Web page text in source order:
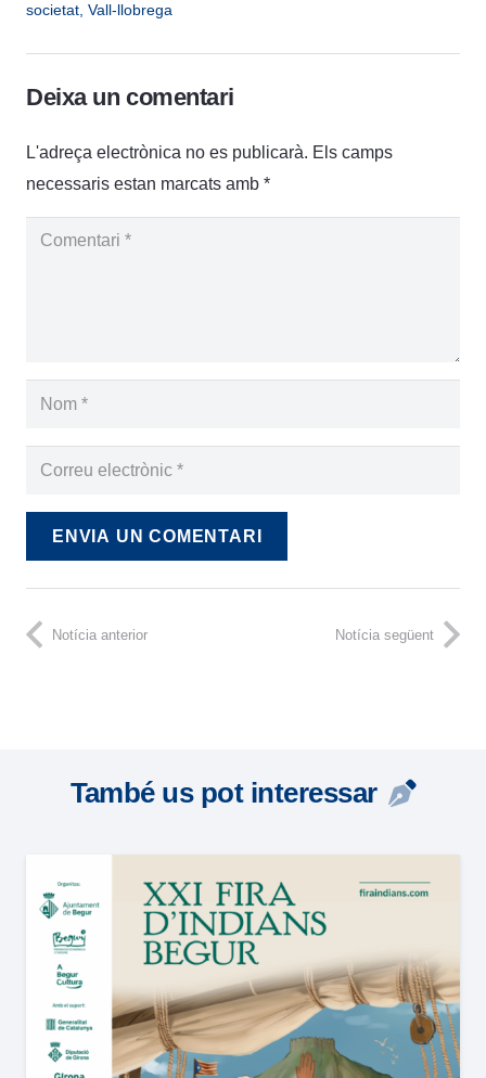
societat Vall-llobrega
Deixa un comentari
L'adreça electrònica no es publicarà. Els camps
necessaris estan marcats amb *
ENVIA UN COMENTARI
Notícia anterior Notícia següent
També us pot interessar